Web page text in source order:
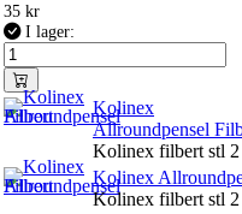
35 kr
I lager:
Kolinex
Allroundpensel
Kolinex filbert stl 2
Kolinex
Kolinex filbert stl 2